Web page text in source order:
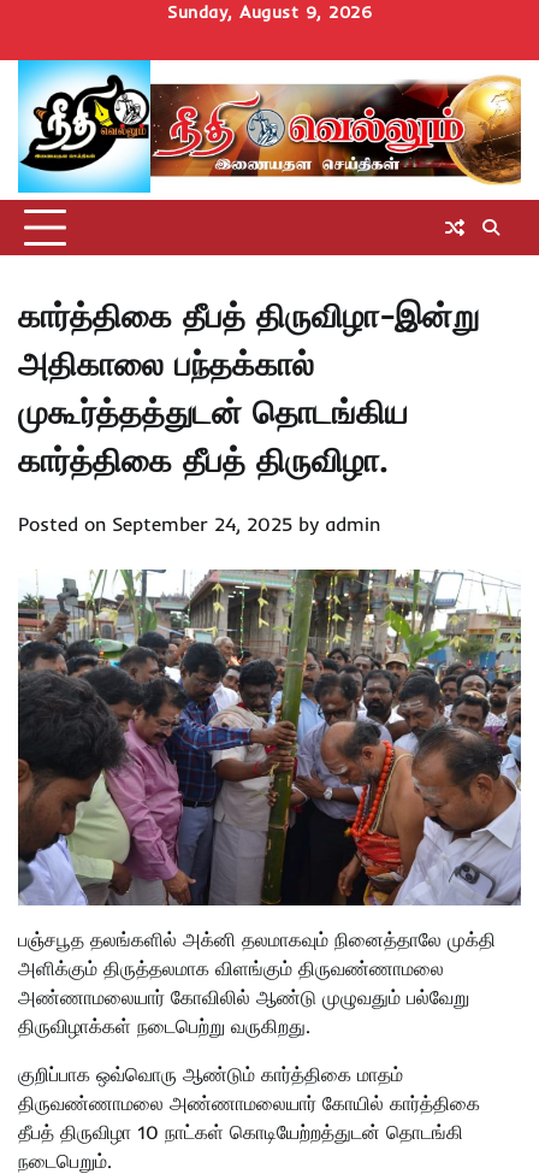
content
Sunday, August 9, 2026
Homeசெய்திகள்
தமிழ்நாடுமாவட்டச்செய்திகள்
அரசியல்ஆன்மிகம்
சட்டம்
அறிவோம்
சினிமாUncategorized
கார்த்திகை தீபத் திருவிழா-இன்று
அதிகாலை பந்தக்கால்
முகூர்த்தத்துடன் தொடங்கிய
கார்த்திகை தீபத் திருவிழா.
Posted on September 24, 2025 by admin
பஞ்சபூத தலங்களில் அக்னி தலமாகவும் நினைத்தாலே முக்தி
அளிக்கும் திருத்தலமாக விளங்கும் திருவண்ணாமலை
அண்ணாமலையார் கோவிலில் ஆண்டு முழுவதும் பல்வேறு
திருவிழாக்கள் நடைபெற்று வருகிறது.
குறிப்பாக ஒவ்வொரு ஆண்டும் கார்த்திகை மாதம்
திருவண்ணாமலை அண்ணாமலையார் கோயில் கார்த்திகை
தீபத் திருவிழா 10 நாட்கள் கொடியேற்றத்துடன் தொடங்கி
நடைபெறும்.